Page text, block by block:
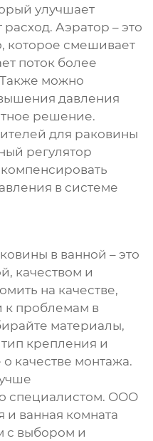
улучшает
Аэратор – это
которое смешивает
поток более
можно
давления
решение.
для раковины
регулятор
в системе
в ванной – это
качеством и
на качестве,
к проблемам в
материалы,
крепления и
качестве монтажа.
специалистом. ООО
ванная комната
с выбором и